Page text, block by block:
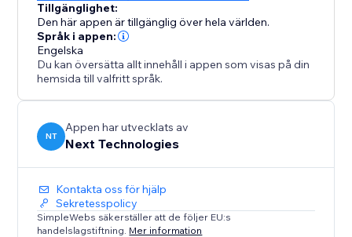
Tillgänglighet:
Den här appen är tillgänglig över hela världen.
Språk i appen:
Engelska
Du kan översätta allt innehåll i appen som visas på din
hemsida till valfritt språk.
NT
Appen har utvecklats av
Next Technologies
Kontakta oss för hjälp
Sekretesspolicy
SimpleWebs säkerställer att de följer EU:s
handelslagstiftning. Mer information